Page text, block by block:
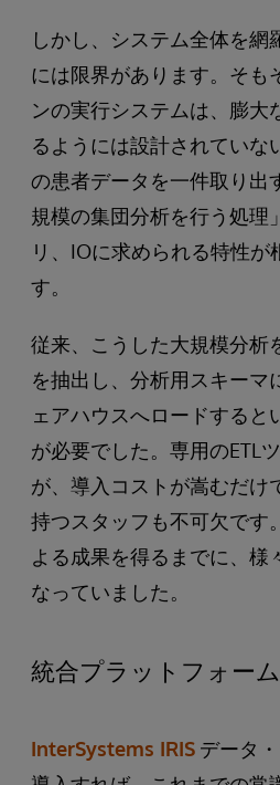
しかし、システム全体を網
には限界があります。そも
ンの実行システムは、膨大
るようには設計されていな
の患者データを一件取り出
規模の集団分析を行う処理
リ、IOに求められる特性が
す。
従来、こうした大規模分析
を抽出し、分析用スキーマ
ェアハウスへロードすると
が必要でした。専用のETL
が、導入コストが嵩むだけ
持つスタッフも不可欠です
よる成果を得るまでに、様
なっていました。
統合プラットフォーム
InterSystems IRIS データ